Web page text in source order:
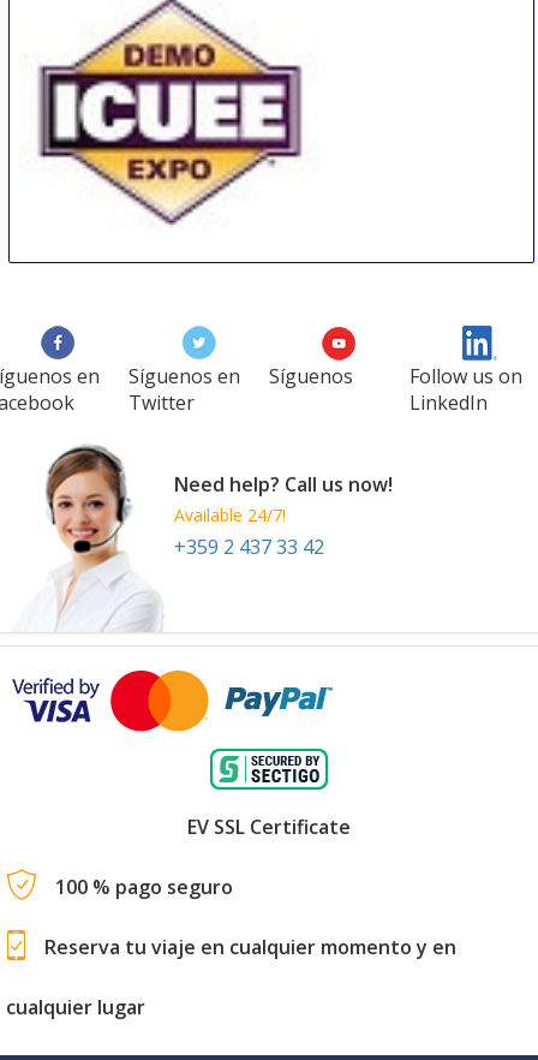
Louisville
United States
en
Síguenos en
Twitter
Síguenos
Follow us on
LinkedIn
Need help? Call us now!
Available 24/7!
+359 2 437 33 42
EV SSL Certificate
100 % pago seguro
Reserva tu viaje en cualquier momento y en
cualquier lugar